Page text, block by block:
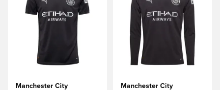
Manchester City
Manchester City